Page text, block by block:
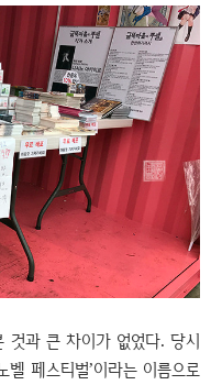
것과 큰 차이가 없었다. 당시
페스티벌’이라는 이름으로